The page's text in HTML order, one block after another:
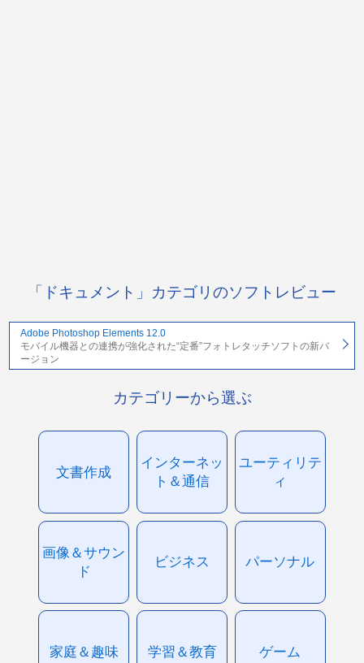
「ドキュメント」カテゴリのソフトレビュー
Adobe Photoshop Elements 12.0
モバイル機器との連携が強化された“定番”フォトレタッチソフトの新バ
ージョン
カテゴリーから選ぶ
文書作成
インターネッ
ト＆通信
ユーティリテ
ィ
画像＆サウン
ド
ビジネス パーソナル
家庭＆趣味 学習＆教育 ゲーム